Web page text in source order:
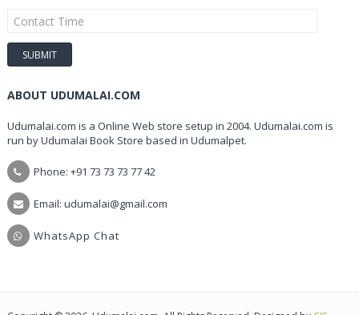
ABOUT UDUMALAI.COM
Udumalai.com is a Online Web store setup in 2004. Udumalai.com is
run by Udumalai Book Store based in Udumalpet.
Phone: +91 73 73 73 77 42
Email: udumalai@gmail.com
WhatsApp Chat